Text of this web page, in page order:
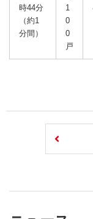
時44分
（約1
分間）
1
0
0
戸